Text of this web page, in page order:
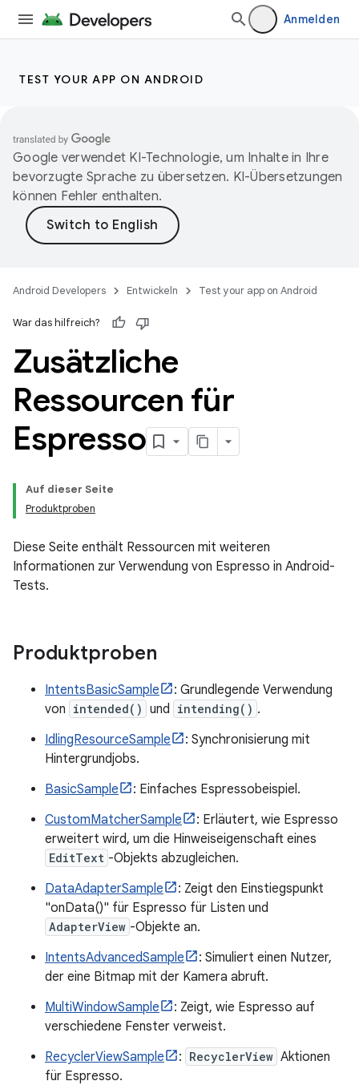
Anmelden
TEST YOUR APP ON ANDROID
Google verwendet KI-Technologie, um Inhalte in Ihre
bevorzugte Sprache zu übersetzen. KI-Übersetzungen
können Fehler enthalten.
Android Developers Entwickeln Test your app on Android
War das hilfreich?
Zusätzliche
Ressourcen für
Espresso
Auf dieser Seite
Produktproben
Diese Seite enthält Ressourcen mit weiteren
Informationen zur Verwendung von Espresso in Android-
Tests.
Produktproben
IntentsBasicSample
: Grundlegende Verwendung
von intended() und intending() .
IdlingResourceSample
: Synchronisierung mit
Hintergrundjobs.
BasicSample
: Einfaches Espressobeispiel.
CustomMatcherSample
: Erläutert, wie Espresso
erweitert wird, um die Hinweiseigenschaft eines
EditText -Objekts abzugleichen.
DataAdapterSample
: Zeigt den Einstiegspunkt
"onData()" für Espresso für Listen und
AdapterView -Objekte an.
IntentsAdvancedSample
: Simuliert einen Nutzer,
der eine Bitmap mit der Kamera abruft.
MultiWindowSample
: Zeigt, wie Espresso auf
verschiedene Fenster verweist.
RecyclerViewSample
: RecyclerView Aktionen
für Espresso.